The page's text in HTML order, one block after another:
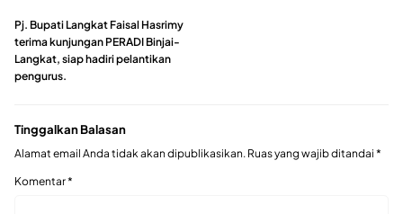
Pj. Bupati Langkat Faisal Hasrimy
terima kunjungan PERADI Binjai-
Langkat, siap hadiri pelantikan
pengurus.
Tinggalkan Balasan
Alamat email Anda tidak akan dipublikasikan. Ruas yang wajib ditandai *
Komentar*